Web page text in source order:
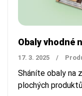
Obaly vhodné
17. 3. 2025 /
Sháníte obaly na
plochých